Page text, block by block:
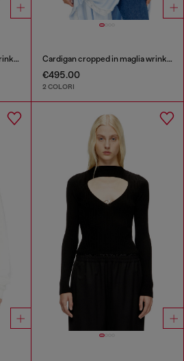
Cardigan cropped in maglia wrinkled lavorata a caldo Cardigan cropped in maglia wrinkled lavorata a caldo
€495.00
2 COLORI